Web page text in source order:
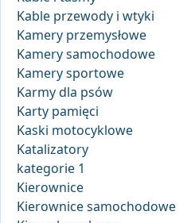
Kable przewody i wtyki
Kamery przemysłowe
Kamery samochodowe
Kamery sportowe
Karmy dla psów
Karty pamięci
Kaski motocyklowe
Katalizatory
kategorie 1
Kierownice
Kierownice samochodowe